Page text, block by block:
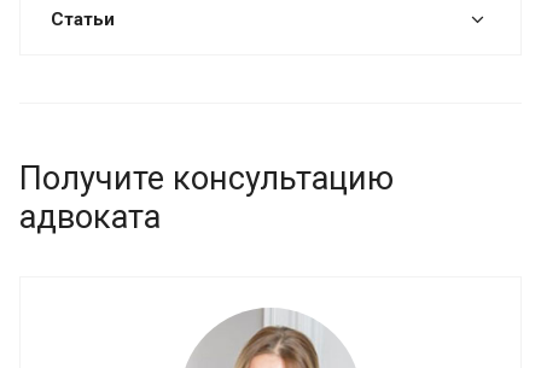
Статьи
Получите консультацию
адвоката